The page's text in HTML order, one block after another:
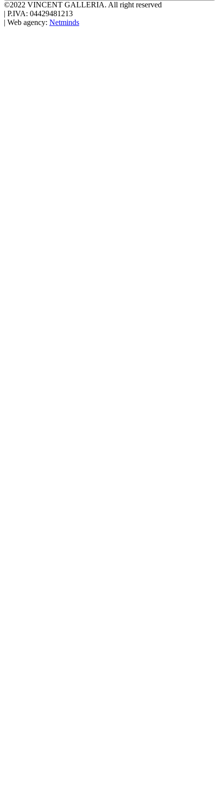
©2022 VINCENT GALLERIA. All right reserved
P.IVA: 04429481213
Web agency: Netminds